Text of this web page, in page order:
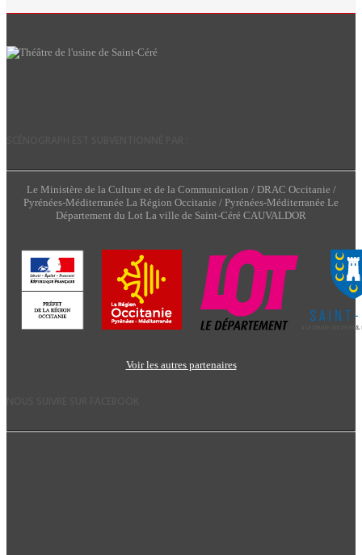
Le Ministère de la Culture et de la Communication / DRAC Occitanie /
Pyrénées-Méditerranée La Région Occitanie / Pyrénées-Méditerranée Le
Département du Lot La ville de Saint-Céré CAUVALDOR
Voir les autres partenaires